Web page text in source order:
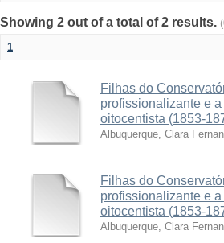
Showing 2 out of a total of 2 results.
1
Filhas do
profissionalizante e
oitocentista (1853-
Albuquerque, Clara
Filhas do
profissionalizante e
oitocentista (1853-
Albuquerque, Clara